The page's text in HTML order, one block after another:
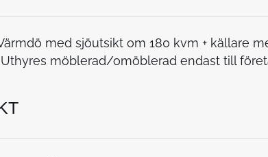
med sjöutsikt om 180 kvm + källare
möblerad/omöblerad endast till